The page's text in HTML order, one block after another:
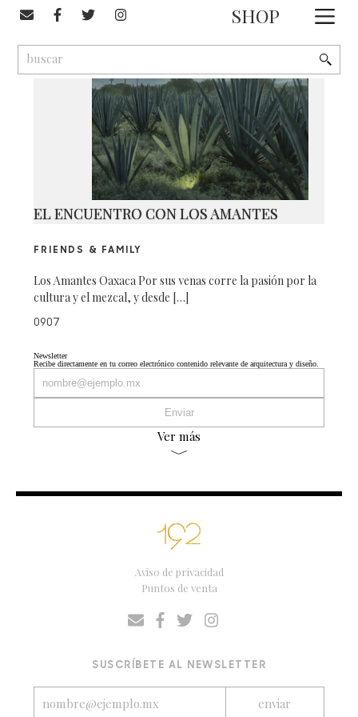
SHOP
EL ENCUENTRO CON LOS AMANTES
FRIENDS & FAMILY
Los Amantes Oaxaca Por sus venas corre la pasión por la
cultura y el mezcal, y desde […]
0907
Newsletter
Recibe directamente en tu correo electrónico contenido relevante de arquitectura y diseño.
Ver más
Aviso de privacidad
Puntos de venta
SUSCRÍBETE AL NEWSLETTER